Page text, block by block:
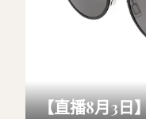
【直播8月3日